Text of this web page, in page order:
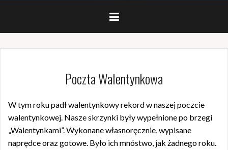
Poczta Walentynkowa
W tym roku padł walentynkowy rekord w naszej poczcie
walentynkowej. Nasze skrzynki były wypełnione po brzegi
„Walentynkami”. Wykonane własnoręcznie, wypisane
naprędce oraz gotowe. Było ich mnóstwo, jak żadnego roku.